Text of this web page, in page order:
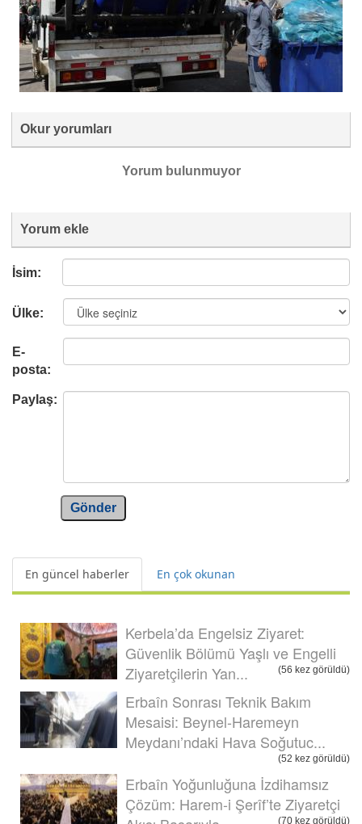
Okur yorumları
Yorum bulunmuyor
Yorum ekle
İsim:
Ülke:
E-
posta:
Paylaş:
Gönder
En güncel haberler En çok okunan
Kerbela’da Engelsiz Ziyaret:
Güvenlik Bölümü Yaşlı ve Engelli
Ziyaretçilerin Yan...
(56 kez görüldü)
Erbaîn Sonrası Teknik Bakım
Mesaisi: Beynel-Haremeyn
Meydanı’ndaki Hava Soğutuc...
(52 kez görüldü)
Erbaîn Yoğunluğuna İzdihamsız
Çözüm: Harem-i Şerîf’te Ziyaretçi
(70 kez görüldü)